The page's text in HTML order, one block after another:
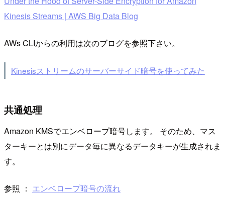
Kinesis Streams | AWS Big Data Blog
AWs CLIからの利用は次のブログを参照下さい。
Kinesisストリームのサーバーサイド暗号を使ってみた
共通処理
Amazon KMSでエンベロープ暗号します。 そのため、マス
ターキーとは別にデータ毎に異なるデータキーが生成されま
す。
参照 ： エンベロープ暗号の流れ